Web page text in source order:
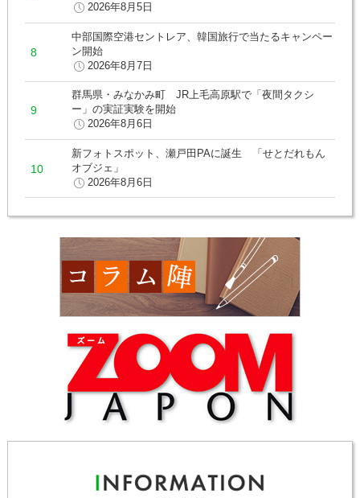
2026年8月5日
中部国際空港セントレア、韓国旅行で当たるキャンペー
ン開始
2026年8月7日
群馬県・みなかみ町 JR上毛高原駅で「夜間タクシ
ー」の実証実験を開始
2026年8月6日
新フォトスポット、瀬戸田PAに誕生 「せとだれもん
オブジェ」
2026年8月6日